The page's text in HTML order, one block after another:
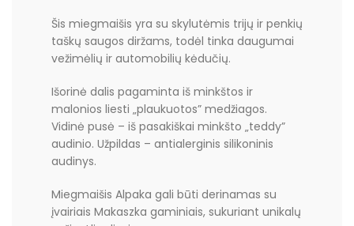
Šis miegmaišis yra su skylutėmis trijų ir penkių
taškų saugos diržams, todėl tinka daugumai
vežimėlių ir automobilių kėdučių.
Išorinė dalis pagaminta iš minkštos ir
malonios liesti „plaukuotos” medžiagos.
Vidinė pusė – iš pasakiškai minkšto „teddy”
audinio. Užpildas – antialerginis silikoninis
audinys.
Miegmaišis Alpaka gali būti derinamas su
įvairiais Makaszka gaminiais, sukuriant unikalų